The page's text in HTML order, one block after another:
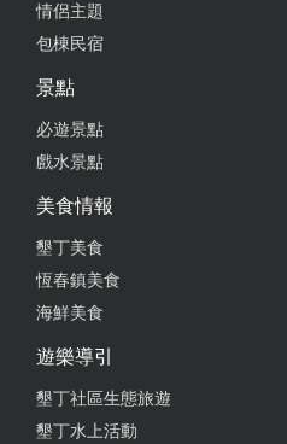
情侶主題
包棟民宿
景點
必遊景點
戲水景點
美食情報
墾丁美食
恆春鎮美食
海鮮美食
遊樂導引
墾丁社區生態旅遊
墾丁水上活動